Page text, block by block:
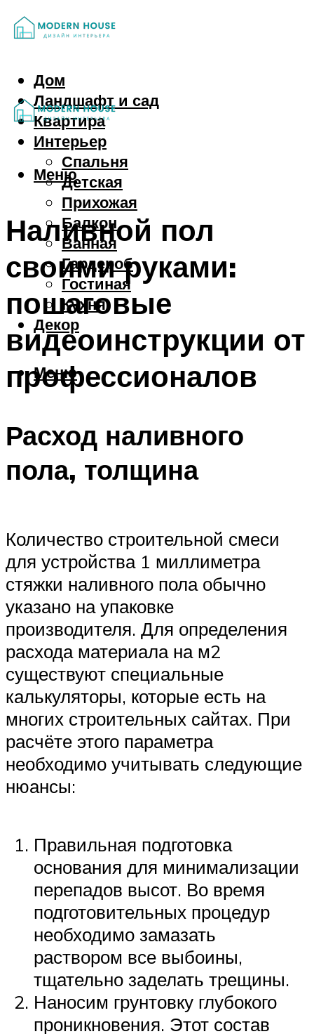
Дом
Ландшафт и сад
Квартира
Интерьер
Спальня
Детская
Прихожая
Балкон
Ванная
Гардероб
Гостиная
Кухня
Декор
Меню
Меню
Наливной пол
своими руками:
пошаговые
видеоинструкции от
профессионалов
Расход наливного
пола, толщина
Количество строительной смеси
для устройства 1 миллиметра
стяжки наливного пола обычно
указано на упаковке
производителя. Для определения
расхода материала на м2
существуют специальные
калькуляторы, которые есть на
многих строительных сайтах. При
расчёте этого параметра
необходимо учитывать следующие
нюансы:
Правильная подготовка
основания для минимализации
перепадов высот. Во время
подготовительных процедур
необходимо замазать
раствором все выбоины,
тщательно заделать трещины.
Наносим грунтовку глубокого
проникновения. Этот состав